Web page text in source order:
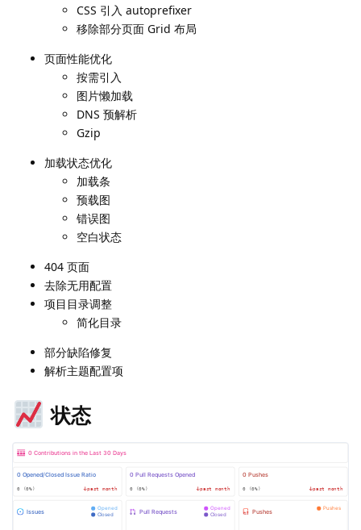
CSS 引入 autoprefixer
移除部分页面 Grid 布局
页面性能优化
按需引入
图片懒加载
DNS 预解析
Gzip
加载状态优化
加载条
预载图
错误图
空白状态
404 页面
去除无用配置
项目目录调整
简化目录
部分缺陷修复
解析主题配置项
状态